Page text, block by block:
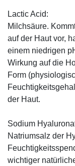
Lactic Acid:
Milchsäure.
auf der Haut vor,
einem niedrigen
Wirkung auf die
Form
der Haut.
Sodium
Natriumsalz der
wichtiger